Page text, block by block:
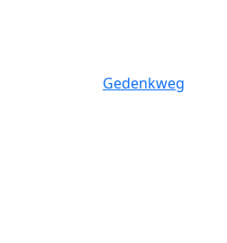
Gedenkweg